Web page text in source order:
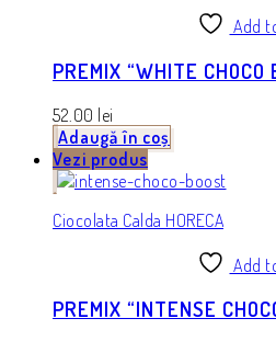
Add
PREMIX “WHITE CHOCO
52.00 lei
Adaugă în coș
Vezi produs
Ciocolata Calda HORECA
Add
PREMIX “INTENSE